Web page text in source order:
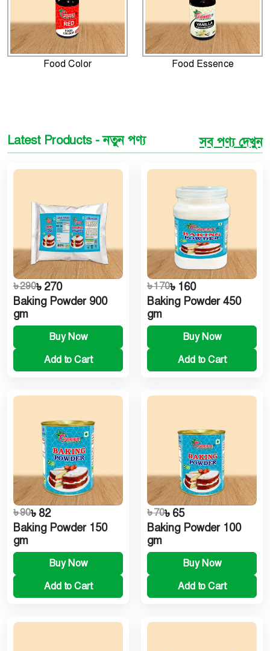
Food Color Food Essence
Latest Products - নতুন পণ্য সব পণ্য দেখুন
৳ 290৳ 270
Baking Powder 900
gm
Buy Now
Add to Cart
৳ 170৳ 160
Baking Powder 450
gm
Buy Now
Add to Cart
৳ 90৳ 82
Baking Powder 150
gm
Buy Now
Add to Cart
৳ 70৳ 65
Baking Powder 100
gm
Buy Now
Add to Cart